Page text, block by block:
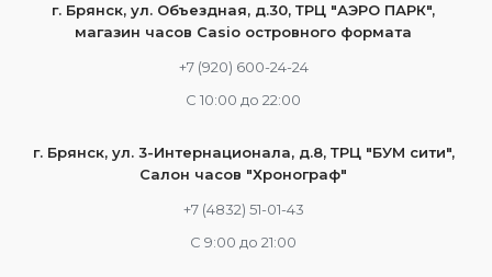
г. Брянск, ул. Объездная, д.30, ТРЦ "АЭРО ПАРК",
магазин часов Casio островного формата
+7 (920) 600-24-24
С 10:00 до 22:00
г. Брянск, ул. 3-Интернационала, д.8, ТРЦ "БУМ сити",
Салон часов "Хронограф"
+7 (4832) 51-01-43
С 9:00 до 21:00